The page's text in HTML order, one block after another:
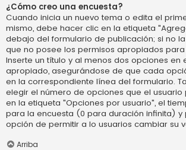
¿Cómo creo una encuesta?
Cuando inicia un nuevo tema o edita el
mismo, debe hacer clic en la etiqueta
debajo del formulario de publicación; si no
que no posee los permisos apropiados
Inserte un título y al menos dos opciones en
apropiado, asegurándose de que cada
en la correspondiente línea del formulario.
elegir el número de opciones que el
en la etiqueta "Opciones por usuario", el
para la encuesta (0 para duración infinita) y
opción de permitir a lo usuarios cambiar su
Arriba